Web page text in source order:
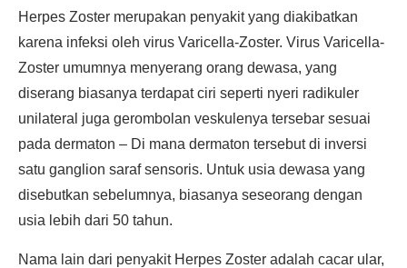
Herpes Zoster merupakan penyakit yang diakibatkan
karena infeksi oleh virus Varicella-Zoster. Virus Varicella-
Zoster umumnya menyerang orang dewasa, yang
diserang biasanya terdapat ciri seperti nyeri radikuler
unilateral juga gerombolan veskulenya tersebar sesuai
pada dermaton – Di mana dermaton tersebut di inversi
satu ganglion saraf sensoris. Untuk usia dewasa yang
disebutkan sebelumnya, biasanya seseorang dengan
usia lebih dari 50 tahun.
Nama lain dari penyakit Herpes Zoster adalah cacar ular,